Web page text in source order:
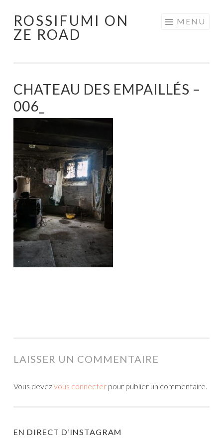
Aller
au
ROSSIFUMI ON
ZE ROAD
MENU
CHATEAU DES EMPAILLÉS –
006_
LAISSER UN COMMENTAIRE
Vous devezvous connecter pour publier un commentaire.
EN DIRECT D’INSTAGRAM